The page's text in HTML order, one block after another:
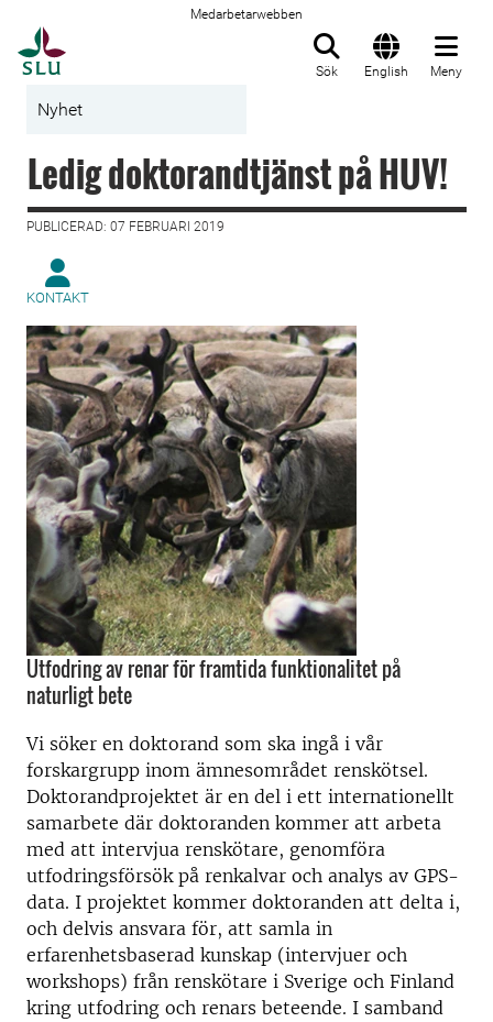
Medarbetarwebben
Sök English Meny
Nyhet
Ledig doktorandtjänst på HUV!
PUBLICERAD: 07 FEBRUARI 2019
KONTAKT
Utfodring av renar för framtida funktionalitet på
naturligt bete
Vi söker en doktorand som ska ingå i vår
forskargrupp inom ämnesområdet renskötsel.
Doktorandprojektet är en del i ett internationellt
samarbete där doktoranden kommer att arbeta
med att intervjua renskötare, genomföra
utfodringsförsök på renkalvar och analys av GPS-
data. I projektet kommer doktoranden att delta i,
och delvis ansvara för, att samla in
erfarenhetsbaserad kunskap (intervjuer och
workshops) från renskötare i Sverige och Finland
kring utfodring och renars beteende. I samband